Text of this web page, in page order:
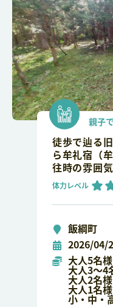
親子
徒歩で辿る
ら牟礼宿（
往時の雰囲
体力レベル
飯綱町
2026/04/
大人5名
大人3～4
大人2名
大人1名
小・中・